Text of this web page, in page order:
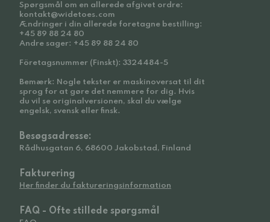
Spørgsmål om en allerede afgivet ordre:
kontakt@widetoes.com
Ændringer i din allerede foretagne bestilling:
+45 89 88 24 80
Andre sager: +45 89 88 24 80
Företagsnummer (Finskt): 3324484-5
Bemærk: Nogle tekster er maskinoversat til dit
sprog for at gøre det nemmere for dig. Hvis
du vil se originalversionen, skal du vælge
engelsk, svensk eller finsk.
Besøgsadresse:
Rådhusgatan 6, 68600 Jakobstad, Finland
Fakturering
Her finder du faktureringsinformation
FAQ - Ofte stillede spørgsmål